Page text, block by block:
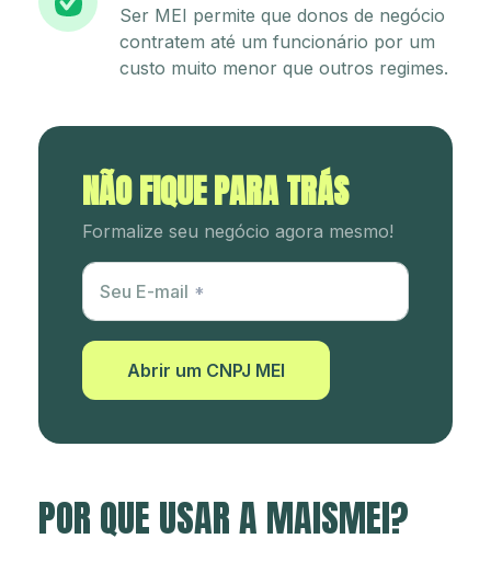
Ser MEI permite que donos de negócio
contratem até um funcionário por um
custo muito menor que outros regimes.
NÃO FIQUE PARA TRÁS
Formalize seu negócio agora mesmo!
Utm Content
Seu E-mail
Abrir um CNPJ MEI
POR QUE USAR A MAISMEI?